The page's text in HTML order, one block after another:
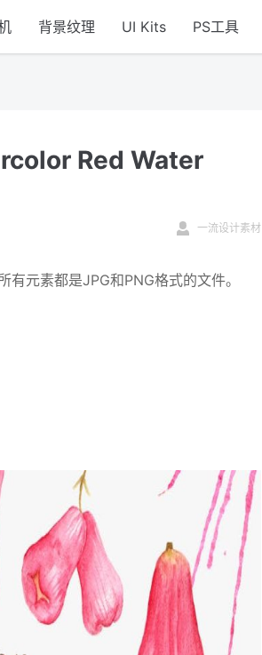
背景纹理 UI Kits PS工具
Red Water
一流设计素材
元素都是JPG和PNG格式的文件。